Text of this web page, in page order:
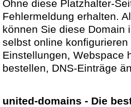
Ohne diese Platzhalter-
Fehlermeldung erhalten.
können Sie diese Domain
selbst online
Einstellungen, Webspace
bestellen, DNS-Einträge
united-domains - Die